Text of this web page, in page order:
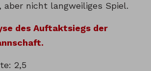
aber nicht langweiliges Spiel.
des Auftaktsiegs der
2,5